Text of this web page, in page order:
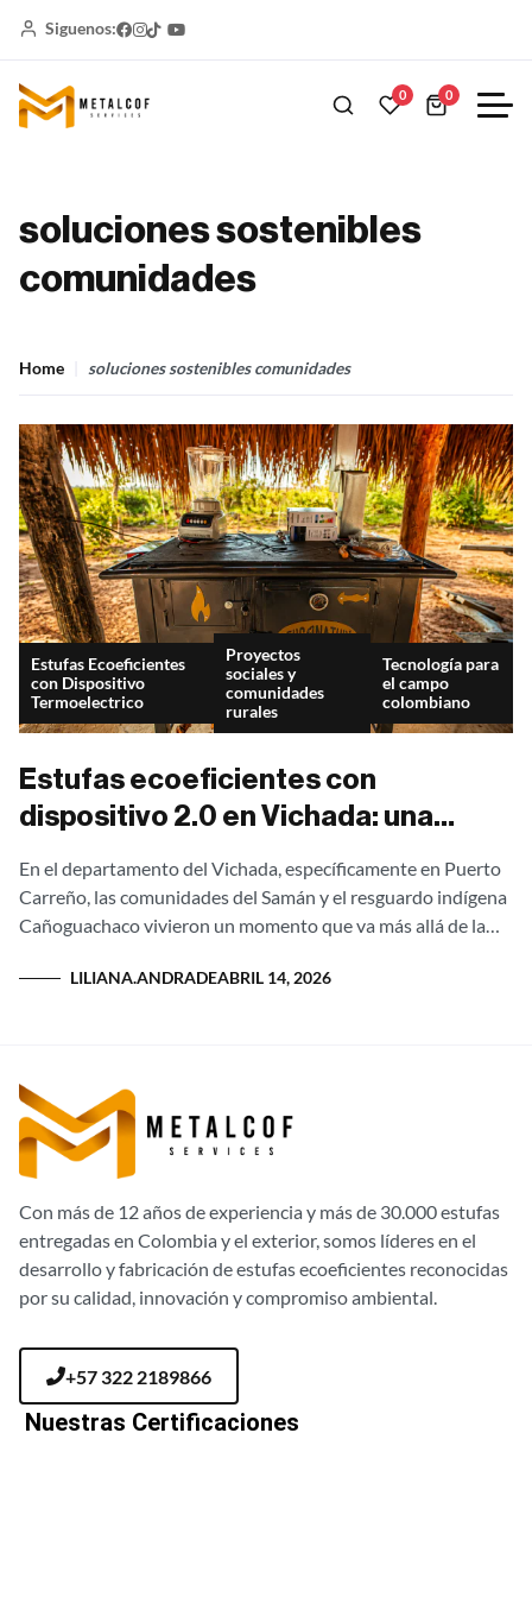
Siguenos:
0 0
soluciones sostenibles
comunidades
Home soluciones sostenibles comunidades
Estufas Ecoeficientes
con Dispositivo
Termoelectrico
Proyectos
sociales y
comunidades
rurales
Tecnología para
el campo
colombiano
Estufas ecoeficientes con
dispositivo 2.0 en Vichada: una
Samán y Cañoguachaco
En el departamento del Vichada, específicamente en Puerto
Carreño, las comunidades del Samán y el resguardo indígena
Cañoguachaco vivieron un momento que va más allá de la
LILIANA.ANDRADEABRIL 14, 2026
Con más de 12 años de experiencia y más de 30.000 estufas
entregadas en Colombia y el exterior, somos líderes en el
desarrollo y fabricación de estufas ecoeficientes reconocidas
por su calidad, innovación y compromiso ambiental.
+57 322 2189866
Nuestras Certificaciones